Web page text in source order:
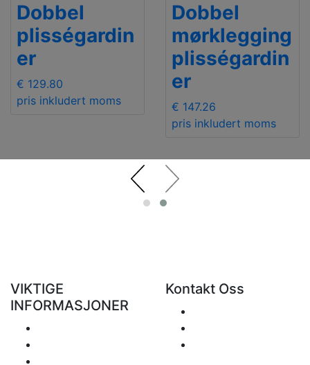
Dobbel
plisségardin
er
€ 129.80
pris inkludert moms
Dobbel
mørklegging
plisségardin
er
€ 147.26
pris inkludert moms
VIKTIGE
INFORMASJONER
Kontakt Oss